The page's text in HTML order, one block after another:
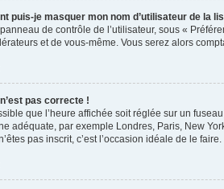
puis-je masquer mon nom d’utilisateur de la
de contrôle de l’utilisateur, sous «
et de vous-même. Vous serez alors
n’est pas correcte !
que l’heure affichée soit réglée sur un
adéquate, par exemple Londres, Paris, New
pas inscrit, c’est l’occasion idéale de le faire.